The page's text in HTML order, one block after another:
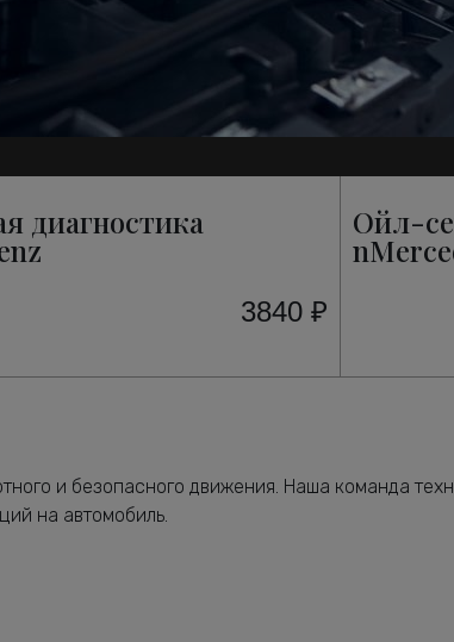
диагностика
3840 ₽
Ойл-
и безопасного движения. Наша команда
на автомобиль.